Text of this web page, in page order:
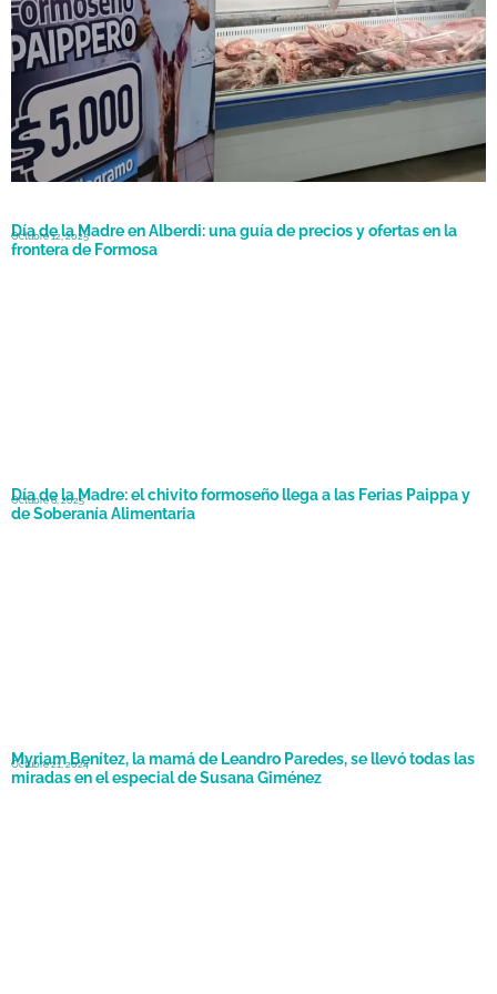
Día de la Madre en Alberdi: una guía de precios y ofertas en la
frontera de Formosa
Octubre 12, 2025
Día de la Madre: el chivito formoseño llega a las Ferias Paippa y
de Soberanía Alimentaria
Octubre 6, 2025
Myriam Benítez, la mamá de Leandro Paredes, se llevó todas las
miradas en el especial de Susana Giménez
Octubre 21, 2024